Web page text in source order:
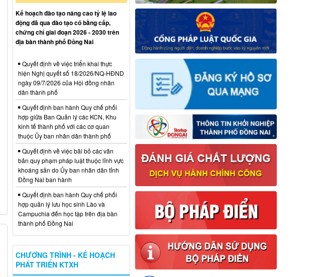
Kế hoạch đào tạo nâng cao tỷ lệ lao
động đã qua đào tạo có bằng cấp,
chứng chỉ giai đoạn 2026 - 2030 trên
địa bàn thành phố Đồng Nai
Quyết định về việc triển khai thực
hiện Nghị quyết số 18/2026/NQ-HĐND
ngày 09/7/2026 của Hội đồng nhân
dân thành phố
Quyết định ban hành Quy chế phối
hợp giữa Ban Quản lý các KCN, Khu
kinh tế thành phố với các cơ quan
thuộc Ủy ban nhân dân thành phố
Quyết định về việc bãi bỏ các văn
bản quy phạm pháp luật thuộc lĩnh vực
khoáng sản do Ủy ban nhân dân tỉnh
Đồng Nai ban hành
Quyết định ban hành Quy chế phối
hợp quản lý lưu học sinh Lào và
Campuchia đến học tập trên địa bàn
thành phố Đồng Nai
CHƯƠNG TRÌNH - KẾ HOẠCH
PHÁT TRIỂN KTXH